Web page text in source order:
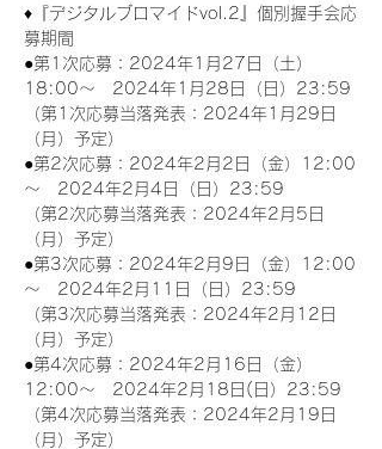
♦『デジタルブロマイドvol.2』個別握手会応
募期間
●第1次応募：2024年1月27日（土）
18:00～　2024年1月28日（日）23:59
（第1次応募当落発表：2024年1月29日
（月）予定）
●第2次応募：2024年2月2日（金）12:00
～　2024年2月4日（日）23:59
（第2次応募当落発表：2024年2月5日
（月）予定）
●第3次応募：2024年2月9日（金）12:00
～　2024年2月11日（日）23:59
（第3次応募当落発表：2024年2月12日
（月）予定）
●第4次応募：2024年2月16日（金）
12:00～　2024年2月18日(日）23:59
（第4次応募当落発表：2024年2月19日
（月）予定）